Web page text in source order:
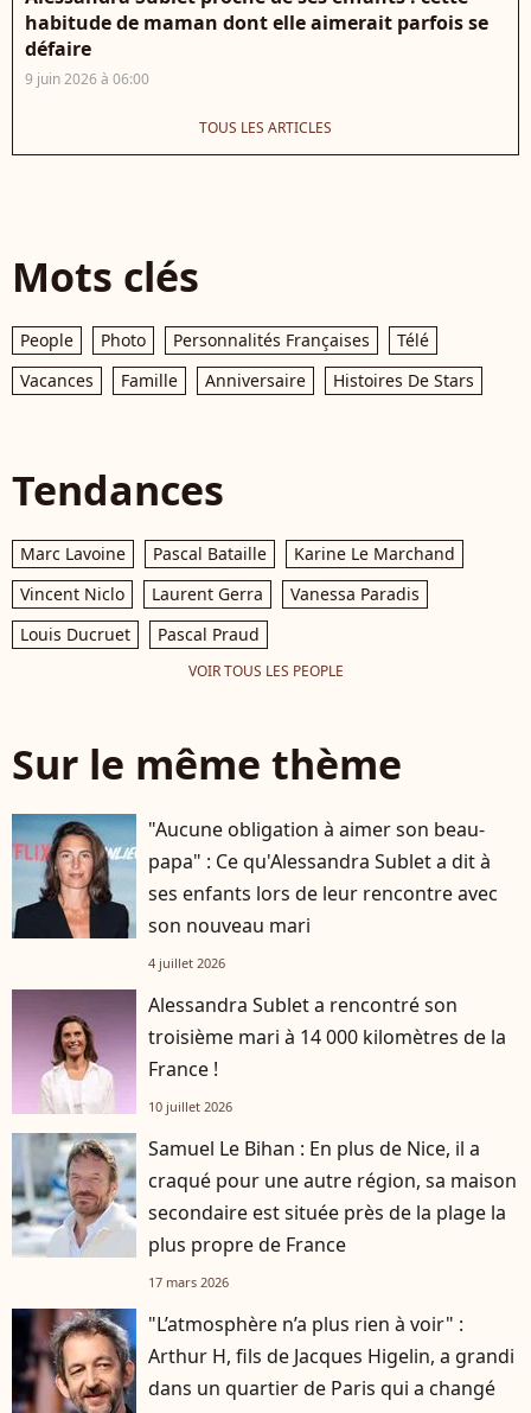
habitude de maman dont elle aimerait parfois se
défaire
9 juin 2026 à 06:00
TOUS LES ARTICLES
Mots clés
People Photo Personnalités Françaises
Télé
Vacances
Famille Anniversaire Histoires De Stars
Tendances
Marc Lavoine Pascal Bataille
Karine Le Marchand
Vincent Niclo
Laurent Gerra
Vanessa Paradis
Louis Ducruet
Pascal Praud
VOIR TOUS LES PEOPLE
Sur le même thème
"Aucune obligation à aimer son beau-
papa" : Ce qu'Alessandra Sublet a dit à
ses enfants lors de leur rencontre avec
son nouveau mari
4 juillet 2026
Alessandra Sublet a rencontré son
troisième mari à 14 000 kilomètres de la
France !
10 juillet 2026
Samuel Le Bihan : En plus de Nice, il a
craqué pour une autre région, sa maison
secondaire est située près de la plage la
plus propre de France
17 mars 2026
"L’atmosphère n’a plus rien à voir" :
Arthur H, fils de Jacques Higelin, a grandi
dans un quartier de Paris qui a changé